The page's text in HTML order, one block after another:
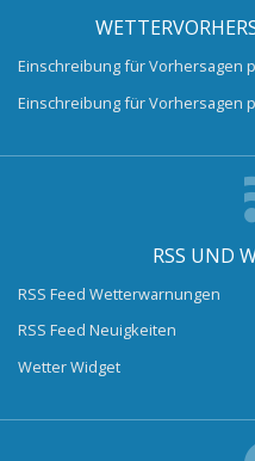
Einschreibung für Vorhersagen
Einschreibung für Vorhersagen
RSS UND
RSS Feed Wetterwarnungen
RSS Feed Neuigkeiten
Wetter Widget